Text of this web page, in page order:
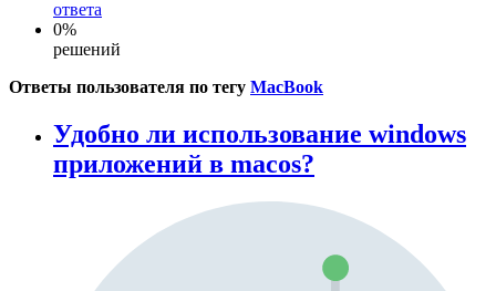
ответа
0%
решений
Ответы пользователя по тегу MacBook
Удобно ли использование windows
приложений в macos?